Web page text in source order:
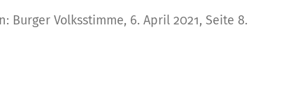
Burger Volksstimme, 6. April 2021, Seite 8.